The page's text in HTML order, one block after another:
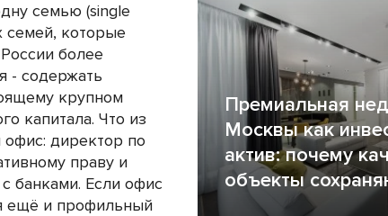
семью (single
семей, которые
более
- содержать
крупном
капитала. Что из
офис: директор по
праву и
банками. Если офис
ещё и профильный
Премиальная
Москвы как
актив: почему
объекты